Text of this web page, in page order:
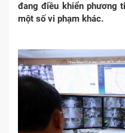
đang điều khiển phương
một số vi phạm khác.